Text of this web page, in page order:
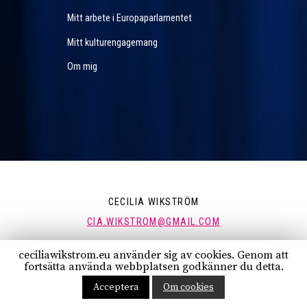
Mitt arbete i Europaparlamentet
Mitt kulturengagemang
Om mig
CECILIA WIKSTRÖM
CIA.WIKSTROM@GMAIL.COM
FÖLJ MIG:
ceciliawikstrom.eu använder sig av cookies. Genom att
fortsätta använda webbplatsen godkänner du detta.
Acceptera Om cookies